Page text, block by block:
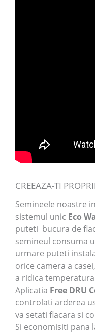
CREEAZA-TI
Semineele noastre
sistemul unic Eco
puteti bucura de
semineul consuma
urmare puteti
orice camera a
a ridica
Aplicatia Free DRU
controlati arderea
va setati flacara si
Si economisiti pana